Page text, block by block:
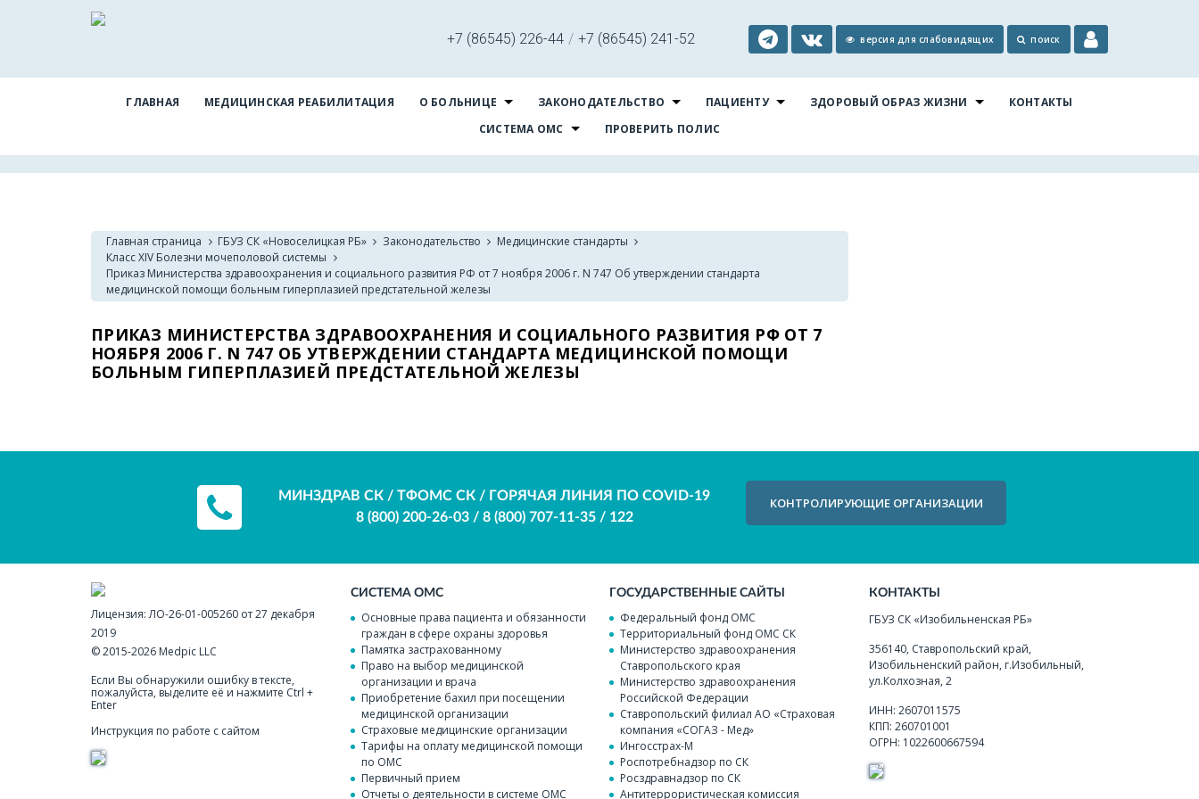
+7 (86545) 226-44 / +7 (86545) 241-52 версия для слабовидящих поиск
ГЛАВНАЯ МЕДИЦИНСКАЯ РЕАБИЛИТАЦИЯ О БОЛЬНИЦЕ ЗАКОНОДАТЕЛЬСТВО ПАЦИЕНТУ ЗДОРОВЫЙ ОБРАЗ ЖИЗНИ
КОНТАКТЫ
СИСТЕМА ОМС
ПРОВЕРИТЬ ПОЛИС
Главная страница ГБУЗ СК «Новоселицкая РБ» Законодательство
Медицинские стандарты
Класс XIV Болезни мочеполовой системы
Приказ Министерства здравоохранения и социального развития РФ от 7 ноября 2006 г. N 747 Об утверждении стандарта
медицинской помощи больным гиперплазией предстательной железы
ПРИКАЗ МИНИСТЕРСТВА ЗДРАВООХРАНЕНИЯ И СОЦИАЛЬНОГО РАЗВИТИЯ РФ ОТ 7
НОЯБРЯ 2006 Г. N 747 ОБ УТВЕРЖДЕНИИ СТАНДАРТА МЕДИЦИНСКОЙ ПОМОЩИ
БОЛЬНЫМ ГИПЕРПЛАЗИЕЙ ПРЕДСТАТЕЛЬНОЙ ЖЕЛЕЗЫ
МИНЗДРАВ СК / ТФОМС СК / ГОРЯЧАЯ ЛИНИЯ ПО COVID-19
8 (800) 200-26-03 / 8 (800) 707-11-35 / 122
КОНТРОЛИРУЮЩИЕ ОРГАНИЗАЦИИ
Лицензия:ЛО-26-01-005260 от 27 декабря
2019
© 2015-2026 Medpic LLC
Если Вы обнаружили ошибку в тексте,
пожалуйста, выделите её и нажмите Ctrl +
Enter
Инструкция по работе с сайтом
СИСТЕМА ОМС
Основные права пациента и обязанности
граждан в сфере охраны здоровья
Памятка застрахованному
Право на выбор медицинской
организации и врача
Приобретение бахил при посещении
медицинской организации
Страховые медицинские организации
Тарифы на оплату медицинской помощи
по ОМС
Первичный прием
Отчеты о деятельности в системе ОМС
ГОСУДАРСТВЕННЫЕ САЙТЫ
Федеральный фонд ОМС
Территориальный фонд ОМС СК
Министерство здравоохранения
Ставропольского края
Министерство здравоохранения
Российской Федерации
Ставропольский филиал АО «Страховая
компания «СОГАЗ - Мед»
Ингосстрах-М
Роспотребнадзор по СК
Росздравнадзор по СК
Антитеррористическая комиссия
КОНТАКТЫ
ГБУЗ СК «Изобильненская РБ»
356140, Ставропольский край,
Изобильненский район, г.Изобильный,
ул.Колхозная, 2
ИНН: 2607011575
КПП: 260701001
ОГРН: 1022600667594